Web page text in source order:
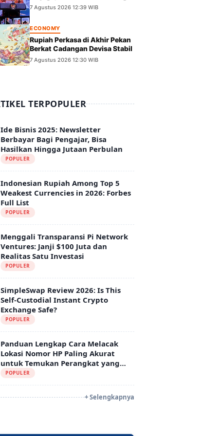
BBM Subsidi Aman di Tengah
Krisis Global
7 Agustus 2026 12:39 WIB
ECONOMY
Rupiah Perkasa di Akhir Pekan
Berkat Cadangan Devisa Stabil
7 Agustus 2026 12:30 WIB
TERPOPULER
Ide Bisnis 2025: Newsletter
Berbayar Bagi Pengajar, Bisa
Hasilkan Hingga Jutaan Perbulan
POPULER
Indonesian Rupiah Among Top 5
Weakest Currencies in 2026: Forbes
Full List
POPULER
Menggali Transparansi Pi Network
Ventures: Janji $100 Juta dan
Realitas Satu Investasi
POPULER
SimpleSwap Review 2026: Is This
Self-Custodial Instant Crypto
Exchange Safe?
POPULER
Panduan Lengkap Cara Melacak
Lokasi Nomor HP Paling Akurat
untuk Temukan Perangkat yang
Hilang
POPULER
+ Selengkapnya